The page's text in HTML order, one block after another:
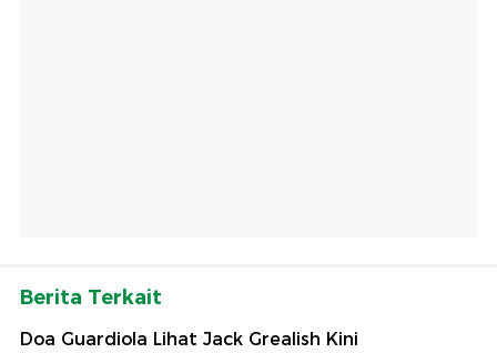
Berita Terkait
Doa Guardiola Lihat Jack Grealish Kini